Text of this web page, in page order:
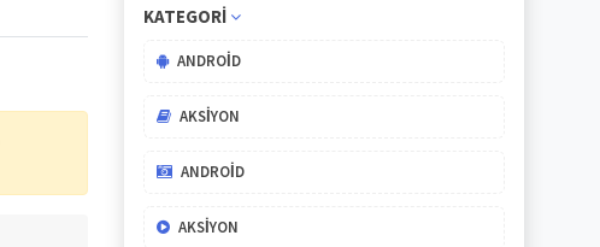
KATEGORI
ANDROID
AKSIYON
ANDROID
AKSIYON